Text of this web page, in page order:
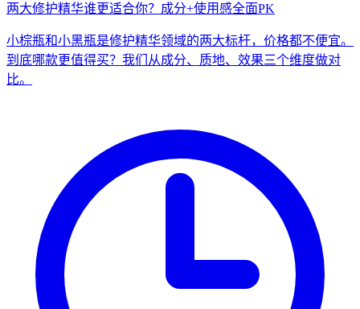
两大修护精华谁更适合你？成分+使用感全面PK
小棕瓶和小黑瓶是修护精华领域的两大标杆，价格都不便宜。
到底哪款更值得买？我们从成分、质地、效果三个维度做对
比。